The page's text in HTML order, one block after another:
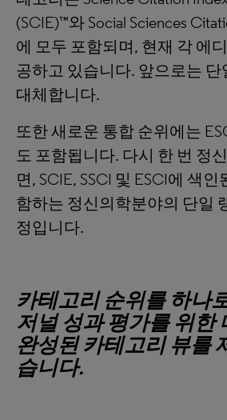
(SCIE)™와 Social Sciences
에 모두 포함되며, 현재 각 에
공하고 있습니다. 앞으로는 단
대체합니다.
또한 새로운 통합 순위에는
도 포함됩니다. 다시 한 번 정
면, SCIE, SSCI 및 ESCI에 색
함하는 정신의학분야의 단일
정입니다.
카테고리 순위를 하나
저널 성과 평가를 위한
완성된 카테고리 뷰를
습니다.